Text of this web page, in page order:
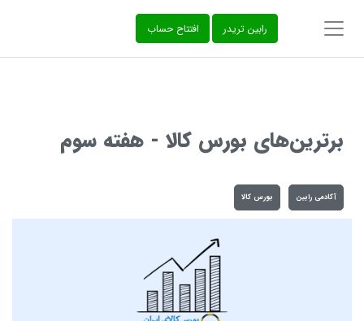
‌رابین تریدر افتتاح حساب
برترین‌های بورس کالا - هفته سوم
آکادمی رابین بورس کالا